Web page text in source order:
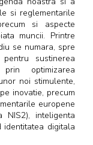
si reglementarile
si aspecte
muncii. Printre
se numara, spre
sustinerea
optimizarea
noi stimulente,
inovatie, precum
europene
NIS2), inteligenta
digitala